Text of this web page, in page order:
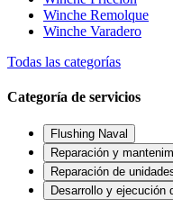
Winche Remolque
Winche Varadero
Todas las categorías
Categoría de servicios
Flushing Naval
Reparación y
Reparación de